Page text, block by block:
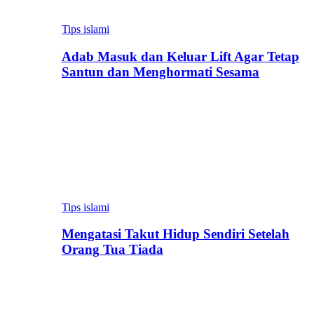
Tips islami
Adab Masuk dan Keluar Lift Agar Tetap
Santun dan Menghormati Sesama
Tips islami
Mengatasi Takut Hidup Sendiri Setelah
Orang Tua Tiada